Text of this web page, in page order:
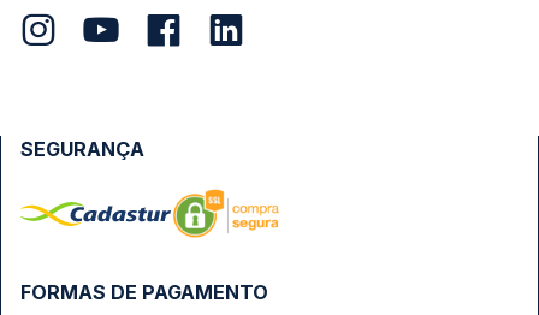
FORMAS DE PAGAMENTO
SEGURANÇA